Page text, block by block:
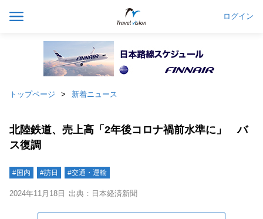
ログイン
トップページ 新着ニュース
北陸鉄道、売上高「2年後コロナ禍前水準に」 バ
ス復調
#国内 #訪日 #交通・運輸
2024年11月18日 出典：日本経済新聞